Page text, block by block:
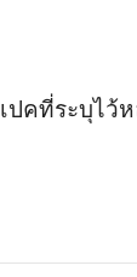
ปคที่ระบุไว้